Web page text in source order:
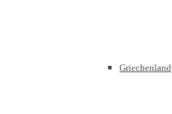
Griechenland